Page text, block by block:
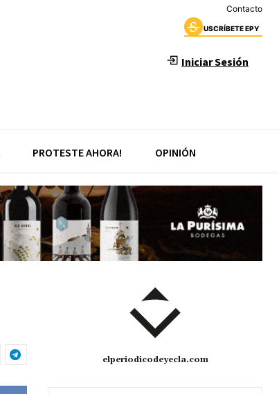
Contacto
USCRÍBETE EPY
Iniciar Sesión
PROTESTE AHORA! OPINIÓN
elperiodicodeyecla.com